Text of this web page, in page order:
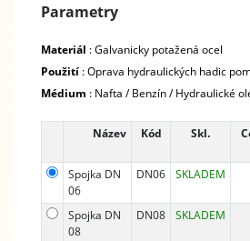
Parametry
Materiál : Galvanicky potažená ocel
Použití : Oprava hydraulických hadic
Médium : Nafta / Benzín / Hydraulické
Název Kód Skl.
Spojka DN
06
DN06 SKLADEM
Spojka DN
08
DN08 SKLADEM